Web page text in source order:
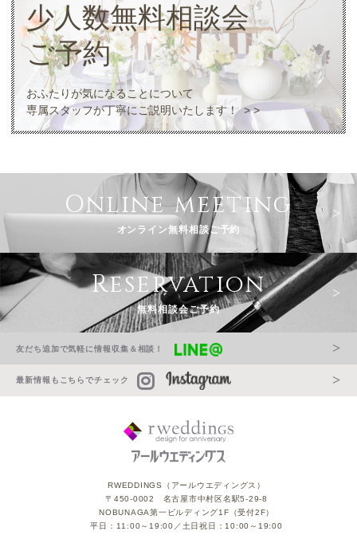
少人数無料相談会
ご予約
おふたりが気になることについて
専属スタッフが丁寧にご説明いたします！
Online meeting
オンライン無料相談ご予約
Reservation
無料相談会ご予約
友だち追加で気軽に情報収集＆相談！
最新情報もこちらでチェック
RWEDDINGS（アールウエディングス）
〒450-0002 名古屋市中村区名駅5-29-8
NOBUNAGA第一ビルディング1F（受付2F）
平日：11:00～19:00／土日祝日：10:00～19:00